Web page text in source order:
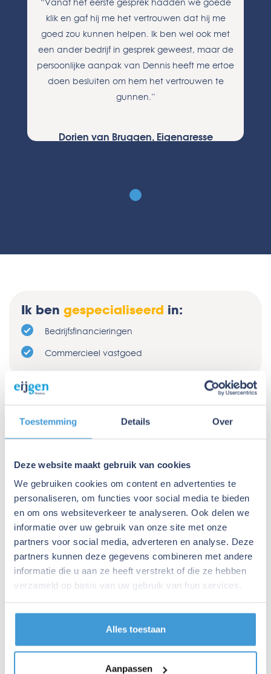
Toestemming Details Over
Deze website maakt gebruik van cookies
We gebruiken cookies om content en advertenties te
personaliseren, om functies voor social media te bieden
en om ons websiteverkeer te analyseren. Ook delen we
informatie over uw gebruik van onze site met onze
partners voor social media, adverteren en analyse. Deze
partners kunnen deze gegevens combineren met andere
informatie die u aan ze heeft verstrekt of die ze hebben
verzameld op basis van uw gebruik van hun services.
Alles toestaan
Aanpassen
klik en gaf hij me het vertrouwen dat hij me
goed zou kunnen helpen. Ik ben wel ook met
een ander bedrijf in gesprek geweest, maar de
persoonlijke aanpak van Dennis heeft me ertoe
doen besluiten om hem het vertrouwen te
gunnen.”
Dorien van Bruggen, Eigenaresse
Ik ben gespecialiseerd in:
Bedrijfsfinancieringen
Commercieel vastgoed